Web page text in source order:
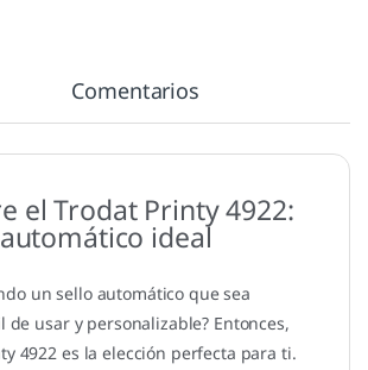
Comentarios
el Trodat Printy 4922:
ideal
un sello automático que sea
de usar y personalizable? Entonces,
4922 es la elección perfecta para ti.